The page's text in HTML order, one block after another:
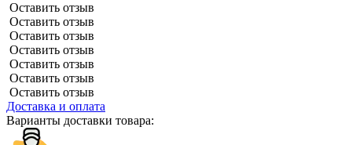
Оставить отзыв
Оставить отзыв
Оставить отзыв
Оставить отзыв
Оставить отзыв
Оставить отзыв
Оставить отзыв
Доставка и оплата
Варианты доставки товара: